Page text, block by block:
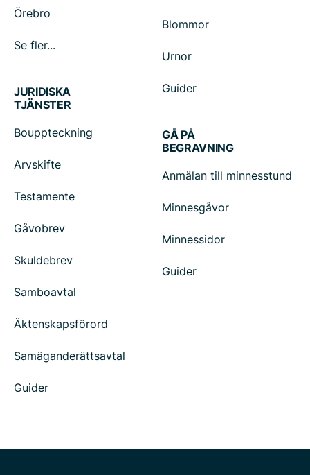
Örebro
Se fler...
Blommor
Urnor
Guider
JURIDISKA
TJÄNSTER
Bouppteckning
Arvskifte
Testamente
Gåvobrev
Skuldebrev
Samboavtal
Äktenskapsförord
Samäganderättsavtal
Guider
GÅ PÅ
BEGRAVNING
Anmälan till minnesstund
Minnesgåvor
Minnessidor
Guider